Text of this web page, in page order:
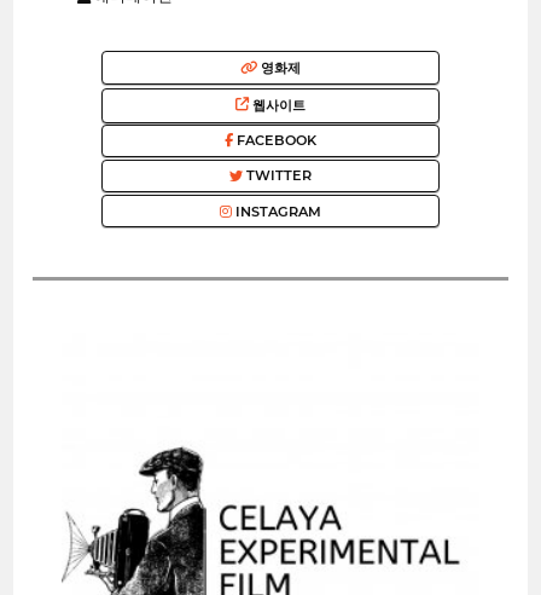
영화제
웹사이트
FACEBOOK
TWITTER
INSTAGRAM